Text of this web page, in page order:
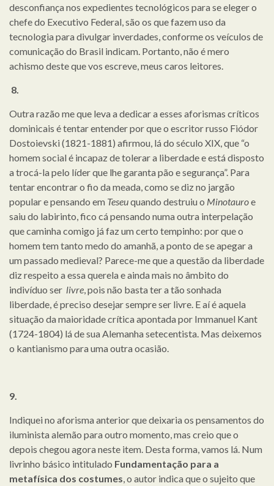
desconfiança nos expedientes tecnológicos para se eleger o
chefe do Executivo Federal, são os que fazem uso da
tecnologia para divulgar inverdades, conforme os veículos de
comunicação do Brasil indicam. Portanto, não é mero
achismo deste que vos escreve, meus caros leitores.
8.
Outra razão me que leva a dedicar a esses aforismas críticos
dominicais é tentar entender por que o escritor russo Fiódor
Dostoievski (1821-1881) afirmou, lá do século XIX, que “o
homem social é incapaz de tolerar a liberdade e está disposto
a trocá-la pelo líder que lhe garanta pão e segurança”. Para
tentar encontrar o fio da meada, como se diz no jargão
popular e pensando em Teseuquando destruiu o Minotauroe
saiu do labirinto, fico cá pensando numa outra interpelação
que caminha comigo já faz um certo tempinho: por que o
homem tem tanto medo do amanhã, a ponto de se apegar a
um passado medieval? Parece-me que a questão da liberdade
diz respeito a essa querela e ainda mais no âmbito do
indivíduo ser livre , pois não basta ter a tão sonhada
liberdade, é preciso desejar sempre ser livre. E aí é aquela
situação da maioridade crítica apontada por Immanuel Kant
(1724-1804) lá de sua Alemanha setecentista. Mas deixemos
o kantianismo para uma outra ocasião.
9.
Indiquei no aforisma anterior que deixaria os pensamentos do
iluminista alemão para outro momento, mas creio que o
depois chegou agora neste item. Desta forma, vamos lá. Num
livrinho básico intitulado Fundamentação para a
metafísica dos costumes , o autor indica que o sujeito que